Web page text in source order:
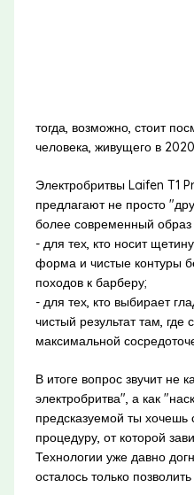
тогда, возможно, стоит
человека, живущего в
Электробритвы Laifen T1
предлагают не просто
более современный образ
- для тех, кто носит
форма и чистые контуры
походов к барберу;
- для тех, кто выбирает
чистый результат там, где
максимальной
В итоге вопрос звучит не
электробритва", а как
предсказуемой ты хочешь
процедуру, от которой
Технологии уже давно
осталось только